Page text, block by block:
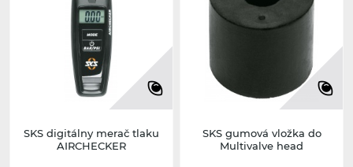
SKS digitálny merač tlaku
AIRCHECKER
SKS gumová vložka do
Multivalve head